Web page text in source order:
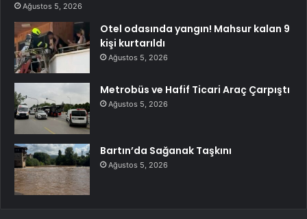
Ağustos 5, 2026
Otel odasında yangın! Mahsur kalan 9
kişi kurtarıldı
Ağustos 5, 2026
Metrobüs ve Hafif Ticari Araç Çarpıştı
Ağustos 5, 2026
Bartın’da Sağanak Taşkını
Ağustos 5, 2026